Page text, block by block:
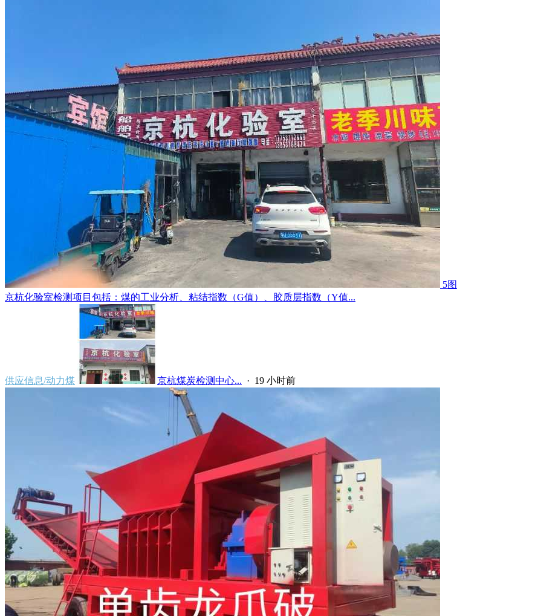
5图
京杭化验室检测项目包括：煤的工业分析、粘结指数（G值）、胶质层指数（Y值...
供应信息/动力煤 京杭煤炭检测中心... · 19 小时前